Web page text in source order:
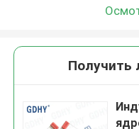
Получить